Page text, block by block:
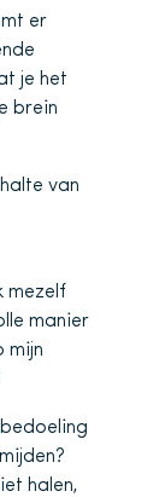
er
je het
brein
van
mezelf
manier
mijn
halen,